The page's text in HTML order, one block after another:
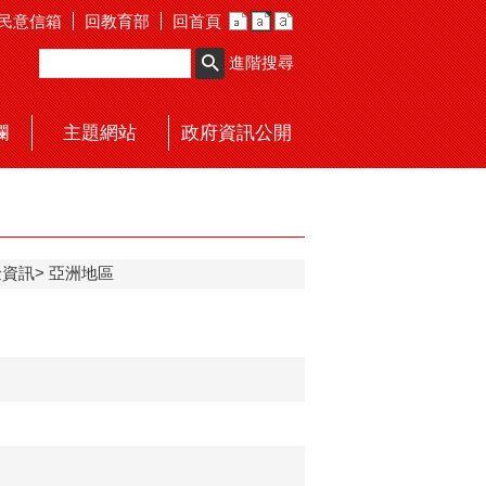
意信箱 回教育部 回首頁
進階搜尋
主題網站 政府資訊公開
訊 亞洲地區